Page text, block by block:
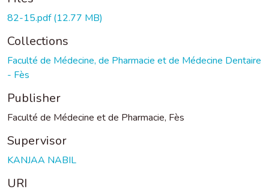
82-15.pdf(12.77 MB)
Collections
Faculté de Médecine, de Pharmacie et de Médecine Dentaire
- Fès
Publisher
Faculté de Médecine et de Pharmacie, Fès
Supervisor
KANJAA NABIL
URI